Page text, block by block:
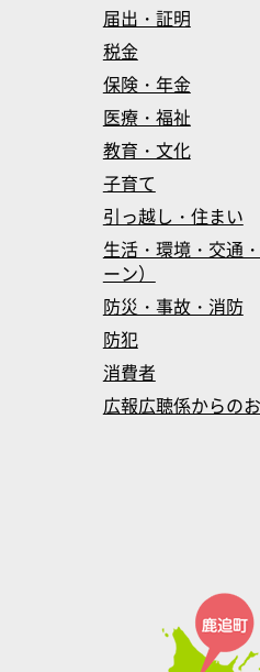
届出・証明
税金
保険・年金
医療・福祉
教育・文化
子育て
引っ越し・住まい
生活・環境・交通
ーン）
防災・事故・消防
防犯
消費者
広報広聴係からの